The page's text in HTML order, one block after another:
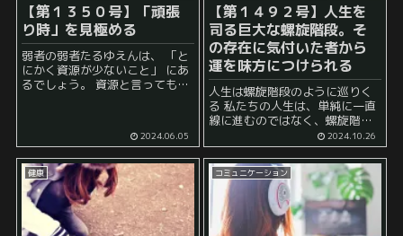
【第１３５０号】「頑張
り時」を見極める
弱者の弱者たるゆえんは、 「と
にかく資源が少ないこと」 にあ
るでしょう。 資源と言っても
2024.06.05
【第１４９２号】人生を
司る巨大な螺旋階段。そ
の存在に気付いた者から
運を味方につけられる
人生は螺旋階段のように巡りく
る 私たちの人生は、単純に一直
線に進むのではなく、螺旋階段
を上るように、一定の方向性に
向かって常に変化を繰り返して
います。 それは時には、 「３歩
進んで２歩下がる」 のように感
じることも...
2024.10.26
健康 コミュニケーション